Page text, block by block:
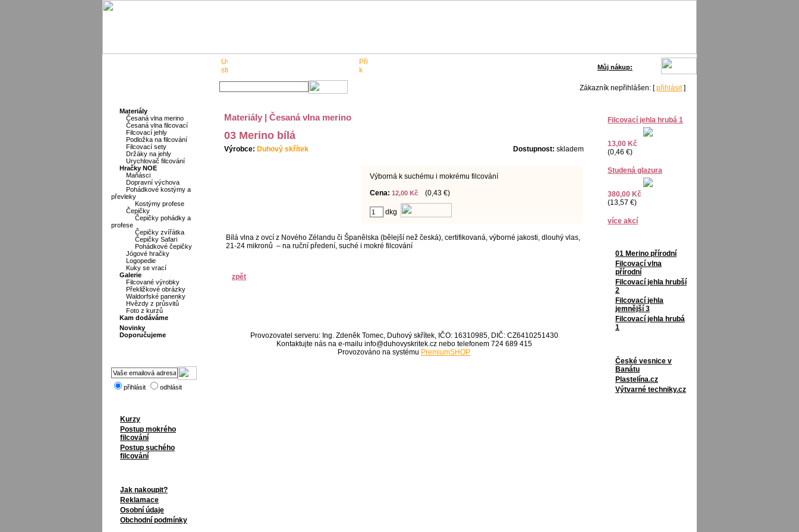
Můj nákup:
Zákazník nepřihlášen: [přihlásit]
Materiály
Česaná vlna merino
Česaná vlna filcovací
Filcovací jehly
Podložka na filcování
Filcovací sety
Držáky na jehly
Urychlovač filcování
Hračky NOE
Maňásci
Dopravní výchova
Pohádkové kostýmy a
převleky
Kostýmy profese
Čepičky
Čepičky pohádky a
profese
Čepičky zvířátka
Čepičky Safari
Pohádkové čepičky
Jógové hračky
Logopedie
Kuky se vrací
Galerie
Filcované výrobky
Překližkové obrázky
Waldorfské panenky
Hvězdy z průsvitů
Foto z kurzů
Kam dodáváme
Novinky
Doporučujeme
přihlásit odhlásit
Kurzy
Postup mokrého
filcování
Postup suchého
filcování
Jak nakoupit?
Reklamace
Osobní údaje
Obchodní podmínky
Filcovací jehla hrubá 1
13,00 Kč
(0,46 €)
Studená glazura
380,00 Kč
(13,57 €)
více akcí
01 Merino přírodní
Filcovací vlna
přírodní
Filcovací jehla hrubší
2
Filcovací jehla
jemnější 3
Filcovací jehla hrubá
1
České vesnice v
Banátu
Plastelína.cz
Výtvarné techniky.cz
Materiály | Česaná vlna merino
03 Merino bílá
Výrobce: Duhový skřítek Dostupnost: skladem
Výborná k suchému i mokrému filcování
Cena: 12,00 Kč (0,43 €)
dkg
Bílá vlna z ovcí z Nového Zélandu či Španělska (bělejší než česká), certifikovaná, výborné jakosti, dlouhý vlas,
21-24 mikronů – na ruční předení, suché i mokré filcování
zpět
Provozovatel serveru: Ing. Zdeněk Tomec, Duhový skřítek, IČO: 16310985, DIČ: CZ6410251430
Kontaktujte nás na e-mailu info@duhovyskritek.cz nebo telefonem 724 689 415
Provozováno na systému PremiumSHOP